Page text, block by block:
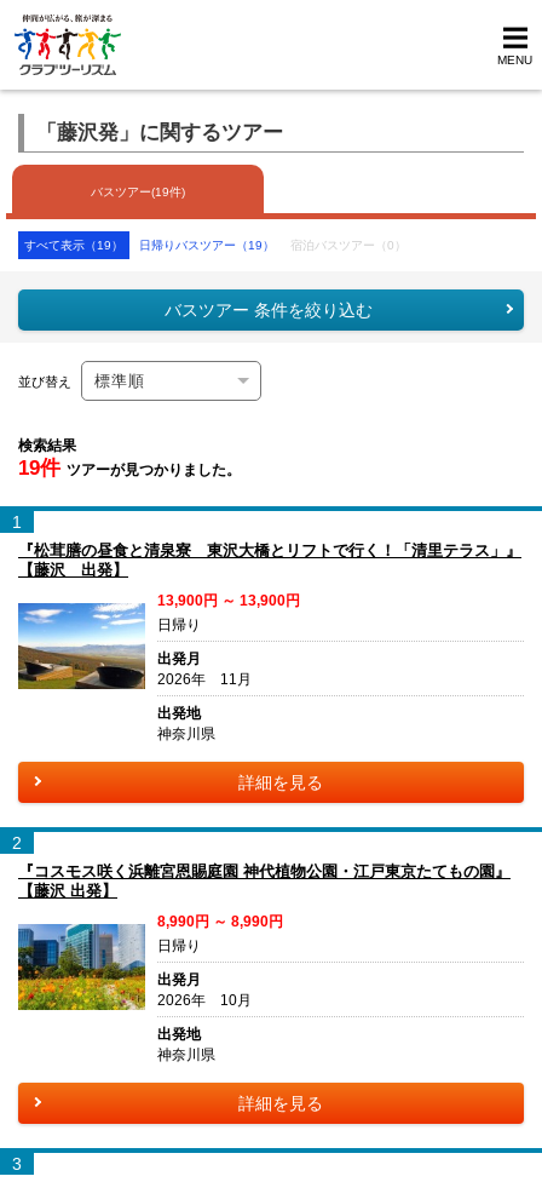
MENU
「藤沢発」に関するツアー
バスツアー(19件)
すべて表示（19） 日帰りバスツアー（19） 宿泊バスツアー（0）
バスツアー 条件を絞り込む
並び替え
検索結果
19件 ツアーが見つかりました。
1
『松茸膳の昼食と清泉寮 東沢大橋とリフトで行く！「清里テラス」』
【藤沢 出発】
13,900円 ～ 13,900円
日帰り
出発月
2026年 11月
出発地
神奈川県
詳細を見る
2
『コスモス咲く浜離宮恩賜庭園 神代植物公園・江戸東京たてもの園』
【藤沢 出発】
8,990円 ～ 8,990円
日帰り
出発月
2026年 10月
出発地
神奈川県
詳細を見る
3